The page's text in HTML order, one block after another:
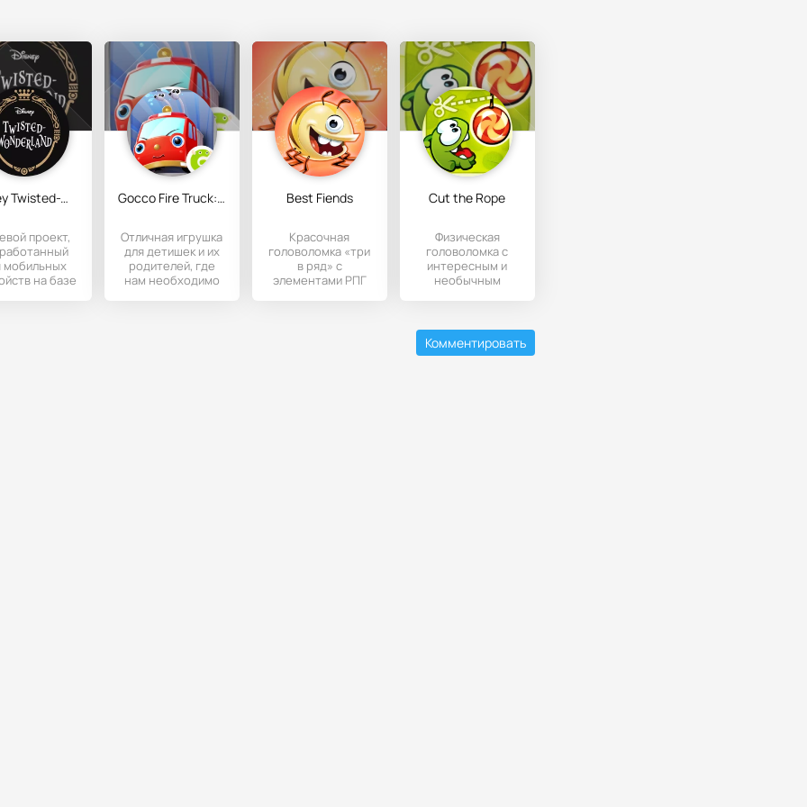
Disney Twisted-Wonderland
проект,
мобильных
на базе
Gocco Fire Truck: 3D Kids Game
Отличная игрушка
для детишек и их
родителей, где
нам необходимо
Best Fiends
Красочная
головоломка «три
в ряд» с
элементами РПГ
Cut the Rope
Физическая
головоломка с
интересным и
необычным
Комментировать